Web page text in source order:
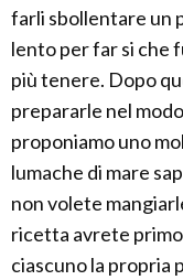
farli sbollentare un
lento per far si che
più tenere. Dopo
prepararle nel
proponiamo uno
lumache di mare
non volete
ricetta avrete
ciascuno la propria